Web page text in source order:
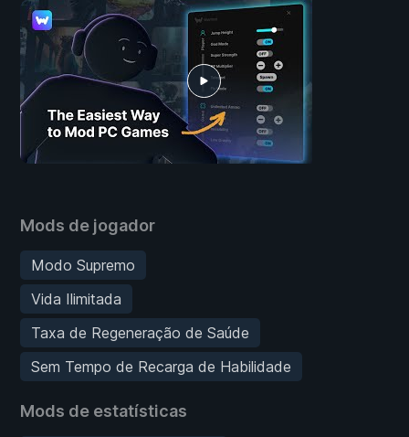
Mods de jogador
Modo Supremo
Vida Ilimitada
Taxa de Regeneração de Saúde
Sem Tempo de Recarga de Habilidade
Mods de estatísticas